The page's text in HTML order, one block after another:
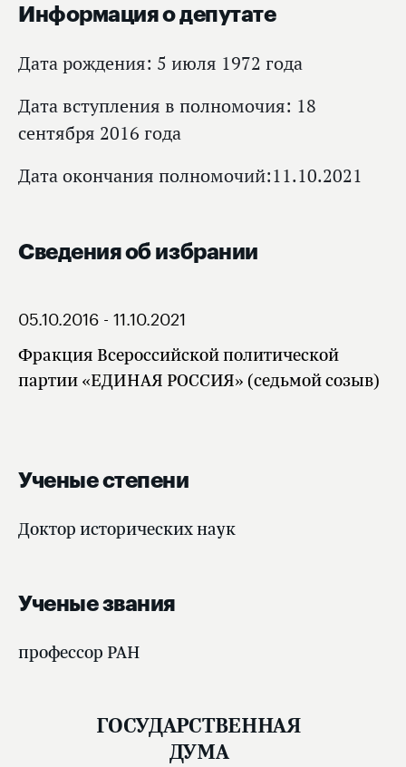
Информация о депутате
Дата рождения: 5 июля 1972 года
Дата вступления в полномочия: 18
сентября 2016 года
Дата окончания полномочий:11.10.2021
Сведения об избрании
05.10.2016 - 11.10.2021
Фракция Всероссийской политической
партии «ЕДИНАЯ РОССИЯ» (седьмой созыв)
Ученые степени
Доктор исторических наук
Ученые звания
профессор РАН
ГОСУДАРСТВЕННАЯ
ДУМА